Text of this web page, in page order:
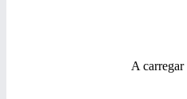
A carregar